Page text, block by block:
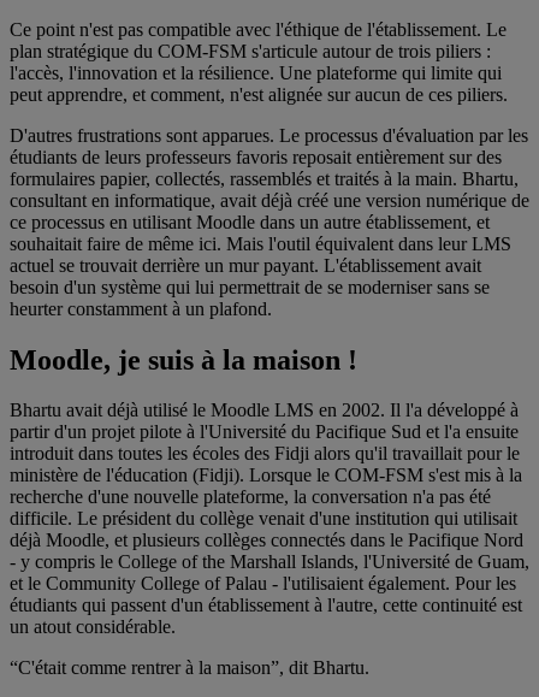
Ce point n'est pas compatible avec l'éthique de l'établissement. Le
plan stratégique du COM-FSM s'articule autour de trois piliers :
l'accès, l'innovation et la résilience. Une plateforme qui limite qui
peut apprendre, et comment, n'est alignée sur aucun de ces piliers.
D'autres frustrations sont apparues. Le processus d'évaluation par les
étudiants de leurs professeurs favoris reposait entièrement sur des
formulaires papier, collectés, rassemblés et traités à la main. Bhartu,
consultant en informatique, avait déjà créé une version numérique de
ce processus en utilisant Moodle dans un autre établissement, et
souhaitait faire de même ici. Mais l'outil équivalent dans leur LMS
actuel se trouvait derrière un mur payant. L'établissement avait
besoin d'un système qui lui permettrait de se moderniser sans se
heurter constamment à un plafond.
Moodle, je suis à la maison !
Bhartu avait déjà utilisé le Moodle LMS en 2002. Il l'a développé à
partir d'un projet pilote à l'Université du Pacifique Sud et l'a ensuite
introduit dans toutes les écoles des Fidji alors qu'il travaillait pour le
ministère de l'éducation (Fidji). Lorsque le COM-FSM s'est mis à la
recherche d'une nouvelle plateforme, la conversation n'a pas été
difficile. Le président du collège venait d'une institution qui utilisait
déjà Moodle, et plusieurs collèges connectés dans le Pacifique Nord
- y compris le College of the Marshall Islands, l'Université de Guam,
et le Community College of Palau - l'utilisaient également. Pour les
étudiants qui passent d'un établissement à l'autre, cette continuité est
un atout considérable.
“C'était comme rentrer à la maison”, dit Bhartu.